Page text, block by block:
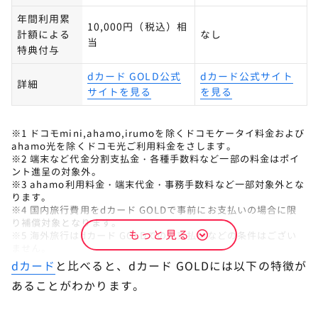
申し込み方法
dカード GOLDで得をするなら家族カードも活
家族カードの申込方法
家族カードの注意点
7 dカード GOLDでよくある質問
dカード GOLDの年会費の元を取るには？
dカード GOLDの家族カードの年会費は？
年間利用累
計額による
特典付与
10,000円（税込）相
当
なし
詳細
dカード GOLD公式
サイトを見る
dカード公式サイト
を見る
※1 ドコモmini,ahamo,irumoを除くドコモケータイ料金および
ahamo光を除くドコモ光ご利用料金をさします。
※2 端末など代金分割支払金・各種手数料など一部の料金はポイ
ント進呈の対象外。
※3 ahamo利用料金・端末代金・事務手数料など一部対象外とな
ります。
※4 国内旅行費用をdカード GOLDで事前にお支払いの場合に限
り補償対象となります。
※5 海外旅行はdカード GOLDでのお支払いなどの条件はござい
ただしdカード GOLDでの海外旅行費用のお支払いの有無によ
り、一部保険金額が異なります。
※6 最大1億円は海外旅行費用をdカード GOLDにてお支払いいた
もっと見る
dカード と比べると、dカード GOLDには以下の特徴が
あることがわかります。